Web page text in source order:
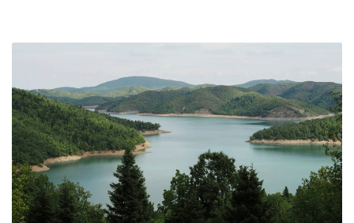
ξεναγεί
χωριά”